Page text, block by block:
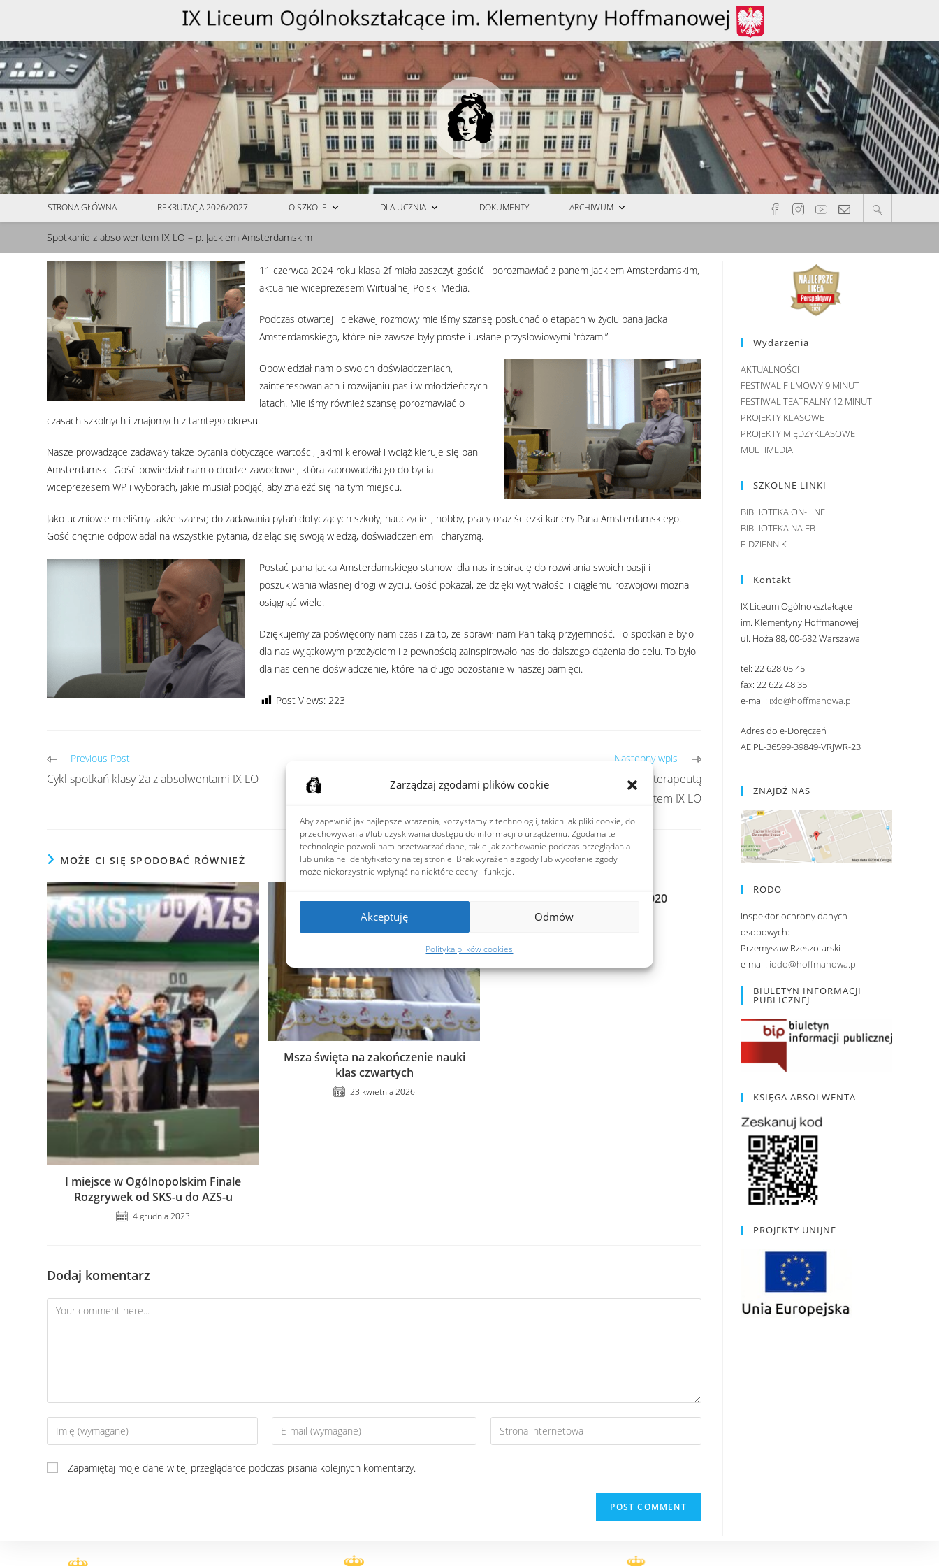
Zarządzaj zgodami plików cookie
Aby zapewnić jak najlepsze wrażenia, korzystamy z technologii, takich jak pliki cookie, do
przechowywania i/lub uzyskiwania dostępu do informacji o urządzeniu. Zgoda na te
technologie pozwoli nam przetwarzać dane, takie jak zachowanie podczas przeglądania
lub unikalne identyfikatory na tej stronie. Brak wyrażenia zgody lub wycofanie zgody
może niekorzystnie wpłynąć na niektóre cechy i funkcje.
Akceptuję Odmów
Polityka plików cookies
STRONA GŁÓWNA REKRUTACJA 2026/2027 O SZKOLE DLA UCZNIA DOKUMENTY ARCHIWUM
Spotkanie z absolwentem IX LO – p. Jackiem Amsterdamskim
11 czerwca 2024 roku klasa 2f miała zaszczyt gościć i porozmawiać z panem Jackiem Amsterdamskim,
aktualnie wiceprezesem Wirtualnej Polski Media.
Podczas otwartej i ciekawej rozmowy mieliśmy szansę posłuchać o etapach w życiu pana Jacka
Amsterdamskiego, które nie zawsze były proste i usłane przysłowiowymi “różami”.
Opowiedział nam o swoich doświadczeniach,
zainteresowaniach i rozwijaniu pasji w młodzieńczych
latach. Mieliśmy również szansę porozmawiać o
czasach szkolnych i znajomych z tamtego okresu.
Nasze prowadzące zadawały także pytania dotyczące wartości, jakimi kierował i wciąż kieruje się pan
Amsterdamski. Gość powiedział nam o drodze zawodowej, która zaprowadziła go do bycia
wiceprezesem WP i wyborach, jakie musiał podjąć, aby znaleźć się na tym miejscu.
Jako uczniowie mieliśmy także szansę do zadawania pytań dotyczących szkoły, nauczycieli, hobby, pracy oraz ścieżki kariery Pana Amsterdamskiego.
Gość chętnie odpowiadał na wszystkie pytania, dzieląc się swoją wiedzą, doświadczeniem i charyzmą.
Postać pana Jacka Amsterdamskiego stanowi dla nas inspirację do rozwijania swoich pasji i
poszukiwania własnej drogi w życiu. Gość pokazał, że dzięki wytrwałości i ciągłemu rozwojowi można
osiągnąć wiele.
Dziękujemy za poświęcony nam czas i za to, że sprawił nam Pan taką przyjemność. To spotkanie było
dla nas wyjątkowym przeżyciem i z pewnością zainspirowało nas do dalszego dążenia do celu. To było
dla nas cenne doświadczenie, które na długo pozostanie w naszej pamięci.
Post Views: 223
Previous Post
Cykl spotkań klasy 2a z absolwentami IX LO
Następny wpis
Spotkanie z p. Łukaszem Krysztofikiem, fizjoterapeutą
osteopatą i absolwentem IX LO
MOŻE CI SIĘ SPODOBAĆ RÓWNIEŻ
I miejsce w Ogólnopolskim Finale
Rozgrywek od SKS-u do AZS-u
4 grudnia 2023
Msza święta na zakończenie nauki
klas czwartych
23 kwietnia 2026
BAL ZIMOWY, styczeń 2020
13 stycznia 2020
Dodaj komentarz
Zapamiętaj moje dane w tej przeglądarce podczas pisania kolejnych komentarzy.
Wydarzenia
AKTUALNOŚCI
FESTIWAL FILMOWY 9 MINUT
FESTIWAL TEATRALNY 12 MINUT
PROJEKTY KLASOWE
PROJEKTY MIĘDZYKLASOWE
MULTIMEDIA
SZKOLNE LINKI
BIBLIOTEKA ON-LINE
BIBLIOTEKA NA FB
E-DZIENNIK
Kontakt
IX Liceum Ogólnokształcące
im. Klementyny Hoffmanowej
ul. Hoża 88, 00-682 Warszawa
tel: 22 628 05 45
fax: 22 622 48 35
e-mail: ixlo@hoffmanowa.pl
Adres do e-Doręczeń
AE:PL-36599-39849-VRJWR-23
ZNAJDŹ NAS
RODO
Inspektor ochrony danych
osobowych:
Przemysław Rzeszotarski
e-mail: iodo@hoffmanowa.pl
BIULETYN INFORMACJI
PUBLICZNEJ
KSIĘGA ABSOLWENTA
PROJEKTY UNIJNE